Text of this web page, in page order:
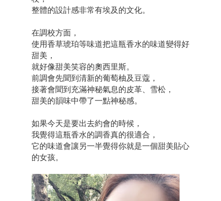
整體的設計感非常有埃及的文化。
在調校方面，
使用香草琥珀等味道把這瓶香水的味道變得好
甜美，
就好像甜美笑容的奧西里斯。
前調會先聞到清新的葡萄柚及豆蔻，
接著會聞到充滿神秘氣息的皮革、雪松，
甜美的韻味中帶了一點神秘感。
如果今天是要出去約會的時候，
我覺得這瓶香水的調香真的很適合，
它的味道會讓另一半覺得你就是一個甜美貼心
的女孩。